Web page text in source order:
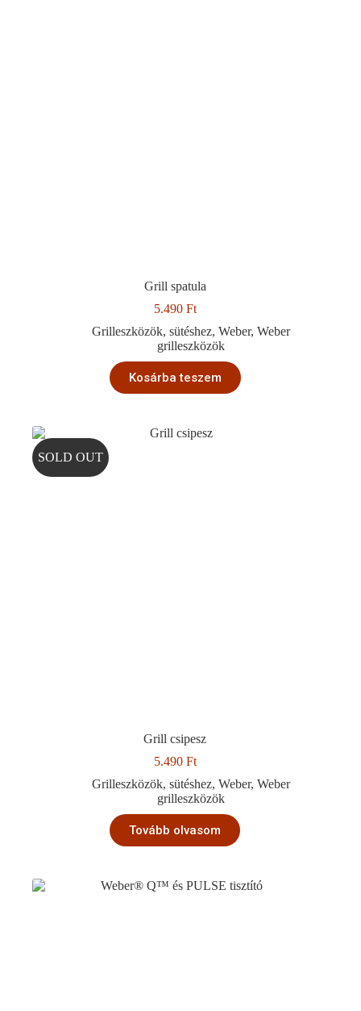
Grill spatula
5.490 Ft
Grilleszközök,sütéshez,Weber,Weber
grilleszközök
Kosárba teszem
SOLD OUT
Grill csipesz
5.490 Ft
Grilleszközök,sütéshez,Weber,Weber
grilleszközök
Tovább olvasom